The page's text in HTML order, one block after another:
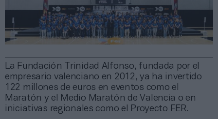
La Fundación Trinidad Alfonso, fundada por el
empresario valenciano en 2012, ya ha invertido
122 millones de euros en eventos como el
Maratón y el Medio Maratón de Valencia o en
iniciativas regionales como el Proyecto FER.